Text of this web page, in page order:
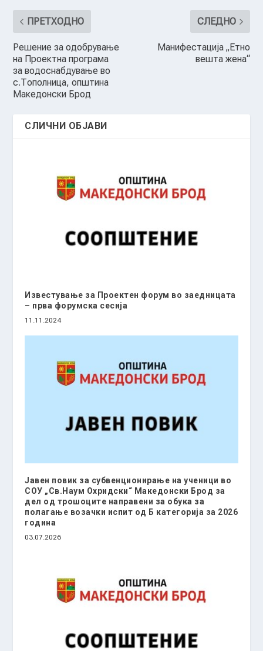
ПРЕТХОДНО
Решение за одобрување
на Проектна програма
за водоснабдување во
с.Тополница, општина
Македонски Брод
СЛЕДНО
Манифестација „Етно
вешта жена“
СЛИЧНИ ОБЈАВИ
Известување за Проектен форум во заедницата
– прва форумска сесија
11.11.2024
Јавен повик за субвенционирање на ученици во
СОУ „Св.Наум Охридски“ Македонски Брод за
дел од трошоците направени за обука за
полагање возачки испит од Б категорија за 2026
година
03.07.2026